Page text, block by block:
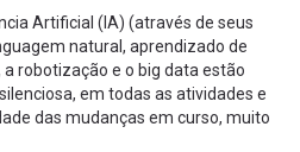
Artificial (IA) (através de seus
natural, aprendizado de
robotização e o big data estão
em todas as atividades e
das mudanças em curso, muito